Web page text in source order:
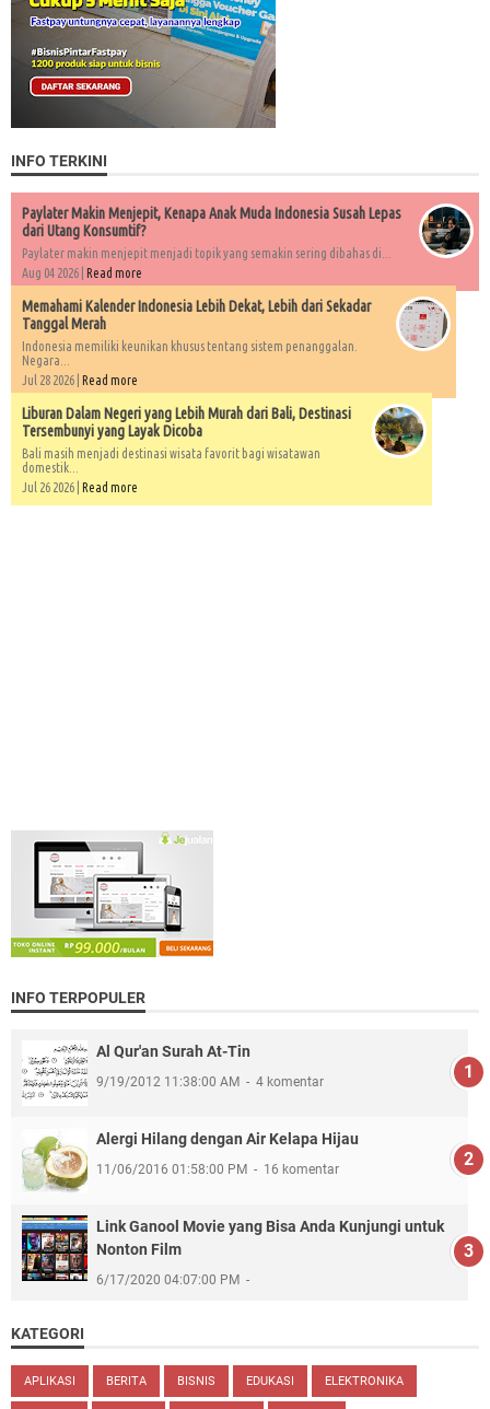
INFO TERKINI
Paylater Makin Menjepit, Kenapa Anak Muda Indonesia Susah Lepas
dari Utang Konsumtif?
Paylater makin menjepit menjadi topik yang semakin sering dibahas di...
Aug 04 2026 | Read more
Memahami Kalender Indonesia Lebih Dekat, Lebih dari Sekadar
Tanggal Merah
Indonesia memiliki keunikan khusus tentang sistem penanggalan.
Negara...
Jul 28 2026 | Read more
Liburan Dalam Negeri yang Lebih Murah dari Bali, Destinasi
Tersembunyi yang Layak Dicoba
Bali masih menjadi destinasi wisata favorit bagi wisatawan
domestik...
Jul 26 2026 | Read more
INFO TERPOPULER
Al Qur'an Surah At-Tin
9/19/2012 11:38:00 AM 4 komentar
Alergi Hilang dengan Air Kelapa Hijau
11/06/2016 01:58:00 PM 16 komentar
Link Ganool Movie yang Bisa Anda Kunjungi untuk
Nonton Film
6/17/2020 04:07:00 PM
KATEGORI
APLIKASI BERITA BISNIS EDUKASI ELEKTRONIKA